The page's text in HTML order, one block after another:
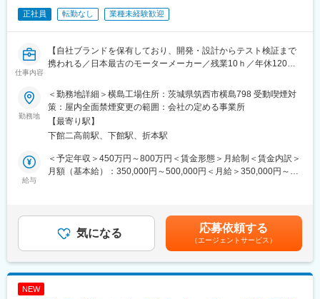
・生産設備の導入および立上げ
・量産プロセスの構築および生産パスの確保
量産条件の設定、管理項目の整備、安定稼働に向けたプロセス管
・量産品の品質改善および異常品処置対応
歩留・品質を維持向上するための分析、対策立案、異常発生時の
処置・原因究明を行う。
・設備の処理能力改善および故障診断
設備タクト改善、故障解析、予防保全の検討など、設備性能の安
定化を図る。
・量産コスト削減活動の推進
担当工程における品質向上・生産性向上・コスト改善等の取り組
みについて、関係部門と連携しながらプロジェクトを推進。
・「人々の暮らしを楽（ラク）にする」技術で持続可能な将来を
正社員 転勤なし 業種未経験歓迎
仕事内容
【自社ブランドを保有しており、開発・設計からテスト検証まで
携われる／日本最古のモーターメーカー／残業10ｈ／年休120
ャー候補】
■職務概要：
当社では工作用機械や業務用冷蔵庫、信号機等に使用される冷却
ファンモーターの製造・販売を展開しており、今回は送風機用モ
ーターの設計、電子回路設計（アナログ/デジタル）および試験業
務を担当していただきます。
・センサー回路設計
・マイコン制御設計（C言語）
・モーター設計および試作評価試験
勤務地
＜勤務地詳細＞横島工場住所：茨城県筑西市横島798 受動喫煙対
策：屋内全面禁煙変更の範囲：会社の定める事業所
【最寄り駅】
下館二高前駅、下館駅、折本駅
給与
＜予定年収＞450万円～800万円＜賃金形態＞月給制＜賃金内訳＞
月額（基本給）：350,000円～500,000円＜月給＞350,000円～
り、選考を通じて上下する可能性があります。月給(月額)は固定手
当を含めた表記です。
気になる 応募依頼する
（エージェントサービス）
NEW